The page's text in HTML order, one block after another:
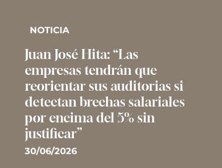
NOTICIA
Juan José Hita: “Las
empresas tendrán que
reorientar sus auditorias si
detectan brechas salariales
por encima del 5% sin
justificar”
30/06/2026